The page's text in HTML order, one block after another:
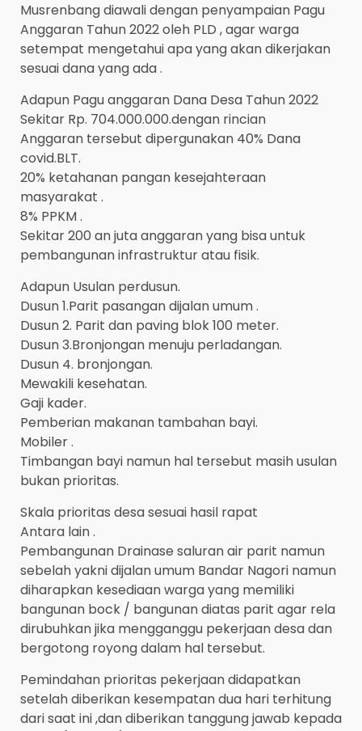
Musrenbang diawali dengan penyampaian Pagu
Anggaran Tahun 2022 oleh PLD , agar warga
setempat mengetahui apa yang akan dikerjakan
sesuai dana yang ada .
Adapun Pagu anggaran Dana Desa Tahun 2022
Sekitar Rp. 704.000.000.dengan rincian
Anggaran tersebut dipergunakan 40% Dana
covid.BLT.
20% ketahanan pangan kesejahteraan
masyarakat .
8% PPKM .
Sekitar 200 an juta anggaran yang bisa untuk
pembangunan infrastruktur atau fisik.
Adapun Usulan perdusun.
Dusun 1.Parit pasangan dijalan umum .
Dusun 2. Parit dan paving blok 100 meter.
Dusun 3.Bronjongan menuju perladangan.
Dusun 4. bronjongan.
Mewakili kesehatan.
Gaji kader.
Pemberian makanan tambahan bayi.
Mobiler .
Timbangan bayi namun hal tersebut masih usulan
bukan prioritas.
Skala prioritas desa sesuai hasil rapat
Antara lain .
Pembangunan Drainase saluran air parit namun
sebelah yakni dijalan umum Bandar Nagori namun
diharapkan kesediaan warga yang memiliki
bangunan bock / bangunan diatas parit agar rela
dirubuhkan jika mengganggu pekerjaan desa dan
bergotong royong dalam hal tersebut.
Pemindahan prioritas pekerjaan didapatkan
setelah diberikan kesempatan dua hari terhitung
dari saat ini ,dan diberikan tanggung jawab kepada